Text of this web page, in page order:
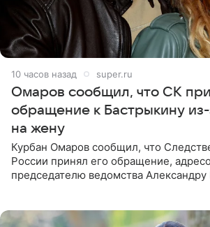
10 часов назад super.ru
Омаров сообщил, что СК
обращение к Бастрыкину
на жену
Курбан Омаров сообщил, что
России принял его обращение,
председателю ведомства Александру